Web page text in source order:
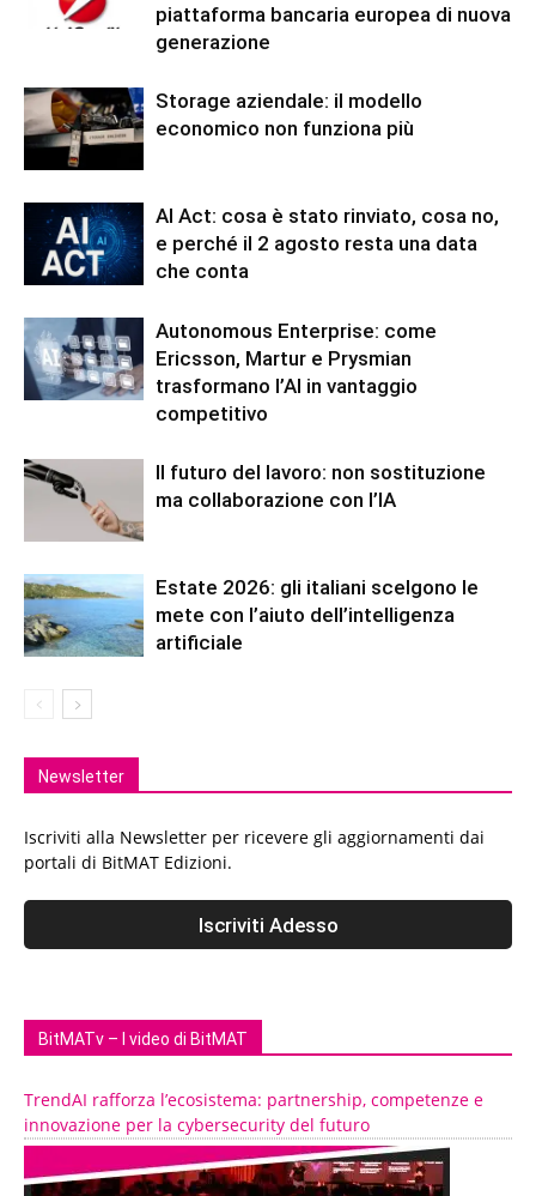
piattaforma bancaria europea di nuova
generazione
Storage aziendale: il modello
economico non funziona più
AI Act: cosa è stato rinviato, cosa no,
e perché il 2 agosto resta una data
che conta
Autonomous Enterprise: come
Ericsson, Martur e Prysmian
trasformano l’AI in vantaggio
competitivo
Il futuro del lavoro: non sostituzione
ma collaborazione con l’IA
Estate 2026: gli italiani scelgono le
mete con l’aiuto dell’intelligenza
artificiale
Newsletter
Iscriviti alla Newsletter per ricevere gli aggiornamenti dai
portali di BitMAT Edizioni.
BitMATv – I video di BitMAT
TrendAI rafforza l’ecosistema: partnership, competenze e
innovazione per la cybersecurity del futuro